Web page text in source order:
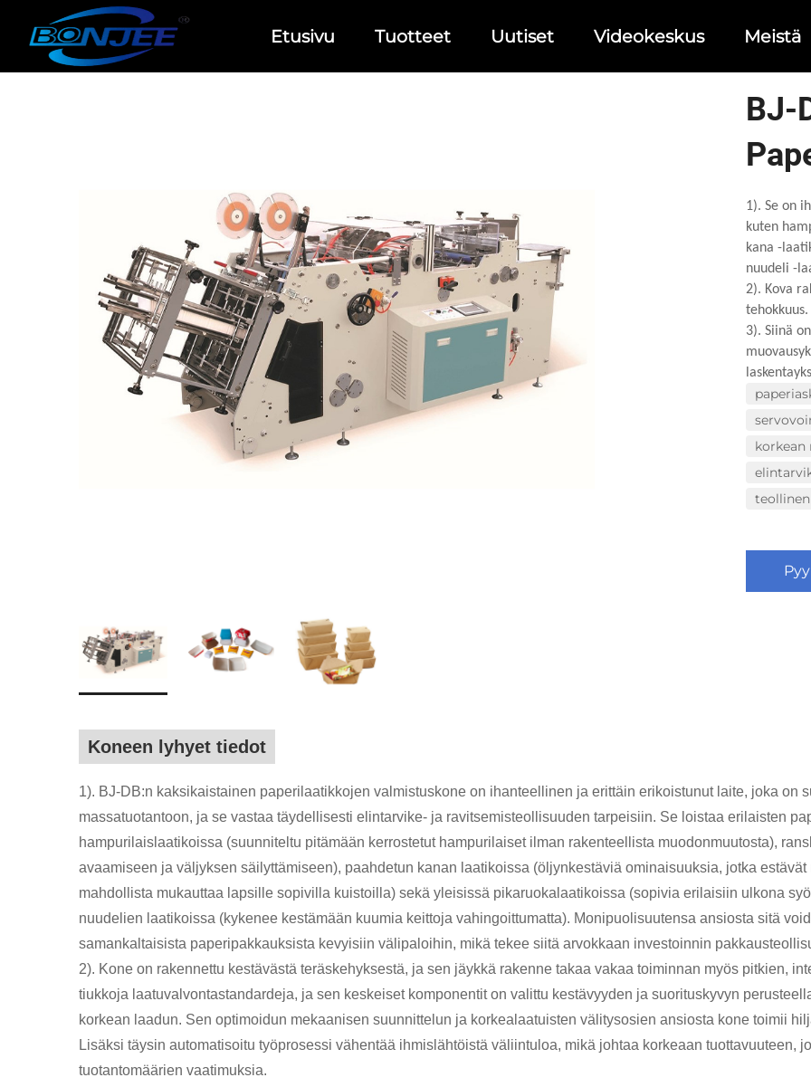
Etusivu Tuotteet Uutiset Videokeskus Meistä
BJ-
1). Se on
kuten
kana -
nuudeli -
2). Kova
tehokkuus.
3). Siinä
korkean
Koneen lyhyet tiedot
1). BJ-DB:n kaksikaistainen paperilaatikkojen valmistuskone on ihanteellinen ja erittäin erikoistunut laite, joka on
massatuotantoon, ja se vastaa täydellisesti elintarvike- ja ravitsemisteollisuuden tarpeisiin. Se loistaa erilaisten
hampurilaislaatikoissa (suunniteltu pitämään kerrostetut hampurilaiset ilman rakenteellista muodonmuutosta),
avaamiseen ja väljyksen säilyttämiseen), paahdetun kanan laatikoissa (öljynkestäviä ominaisuuksia, jotka
mahdollista mukauttaa lapsille sopivilla kuistoilla) sekä yleisissä pikaruokalaatikoissa (sopivia erilaisiin ulkona
nuudelien laatikoissa (kykenee kestämään kuumia keittoja vahingoittumatta). Monipuolisuutensa ansiosta sitä
samankaltaisista paperipakkauksista kevyisiin välipaloihin, mikä tekee siitä arvokkaan investoinnin
2). Kone on rakennettu kestävästä teräskehyksestä, ja sen jäykkä rakenne takaa vakaa toiminnan myös pitkien,
tiukkoja laatuvalvontastandardeja, ja sen keskeiset komponentit on valittu kestävyyden ja suorituskyvyn
korkean laadun. Sen optimoidun mekaanisen suunnittelun ja korkealaatuisten välitysosien ansiosta kone toimii
Lisäksi täysin automatisoitu työprosessi vähentää ihmislähtöistä väliintuloa, mikä johtaa korkeaan tuottavuuteen,
tuotantomäärien vaatimuksia.